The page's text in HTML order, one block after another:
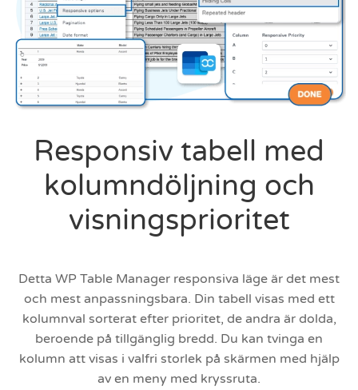
Responsiv tabell med
kolumndöljning och
visningsprioritet
Detta WP Table Manager responsiva läge är det mest
och mest anpassningsbara. Din tabell visas med ett
kolumnval sorterat efter prioritet, de andra är dolda,
beroende på tillgänglig bredd. Du kan tvinga en
kolumn att visas i valfri storlek på skärmen med hjälp
av en meny med kryssruta.